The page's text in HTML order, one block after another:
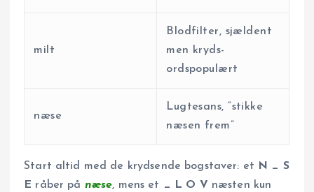
milt
Blodfilter, sjældent
men kryds­
ordspopulært
næse
Lugtesans, “stikke
næsen frem”
Start altid med de krydsende bogstaver: et N _ S
E råber på næse, mens et _ L O V næsten kun